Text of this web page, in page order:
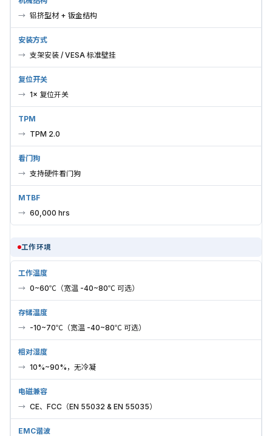
铝挤型材 + 钣金结构
安装方式
支架安装 / VESA 标准壁挂
复位开关
1× 复位开关
TPM
TPM 2.0
看门狗
支持硬件看门狗
MTBF
60,000 hrs
工作环境
工作温度
0~60℃（宽温 -40~80℃ 可选）
存储温度
-10~70℃（宽温 -40~80℃ 可选）
相对湿度
10%~90%，无冷凝
电磁兼容
CE、FCC（EN 55032 & EN 55035）
EMC谐波